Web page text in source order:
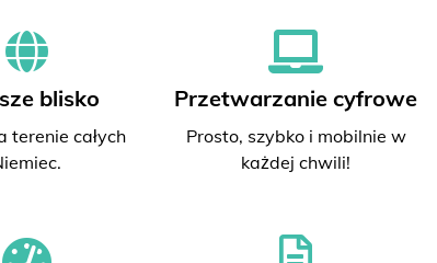
blisko
terenie całych
Przetwarzanie cyfrowe
Prosto, szybko i mobilnie w
każdej chwili!